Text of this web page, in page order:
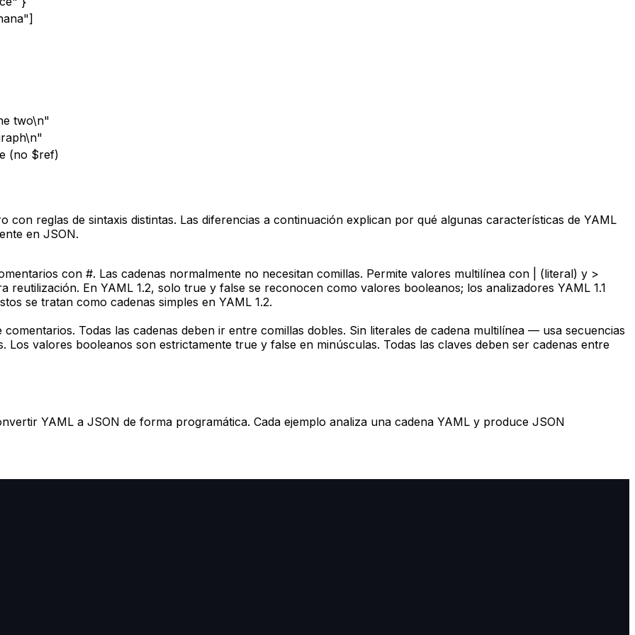
two\n"
(no $ref)
con reglas de sintaxis distintas. Las diferencias a continuación explican por qué algunas características de YAML
en JSON.
con #. Las cadenas normalmente no necesitan comillas. Permite valores multilínea con | (literal) y >
En YAML 1.2, solo true y false se reconocen como valores booleanos; los analizadores YAML 1.1
se tratan como cadenas simples en YAML 1.2.
Todas las cadenas deben ir entre comillas dobles. Sin literales de cadena multilínea — usa secuencias
Los valores booleanos son estrictamente true y false en minúsculas. Todas las claves deben ser cadenas entre
YAML a JSON de forma programática. Cada ejemplo analiza una cadena YAML y produce JSON